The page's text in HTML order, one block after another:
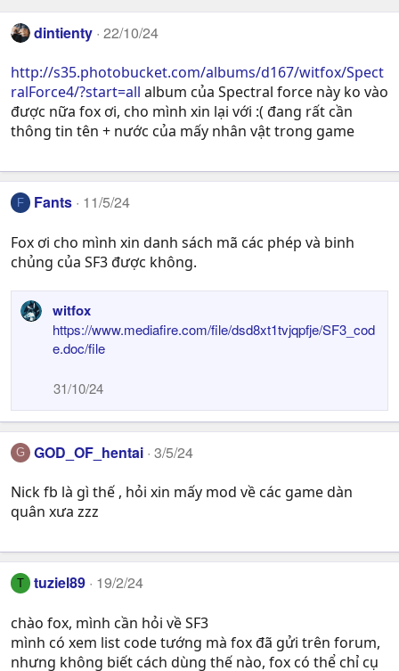
dintienty 22/10/24
http://s35.photobucket.com/albums/d167/witfox/Spect
ralForce4/?start=all album của Spectral force này ko vào
được nữa fox ơi, cho mình xin lại với :( đang rất cần
thông tin tên + nước của mấy nhân vật trong game
F Fants 11/5/24
Fox ơi cho mình xin danh sách mã các phép và binh
chủng của SF3 được không.
witfox
https://www.mediafire.com/file/dsd8xt1tvjqpfje/SF3_cod
e.doc/file
31/10/24
G GOD_OF_hentai 3/5/24
Nick fb là gì thế , hỏi xin mấy mod về các game dàn
quân xưa zzz
T tuziel89 19/2/24
chào fox, mình cần hỏi về SF3
mình có xem list code tướng mà fox đã gửi trên forum,
nhưng không biết cách dùng thế nào, fox có thể chỉ cụ